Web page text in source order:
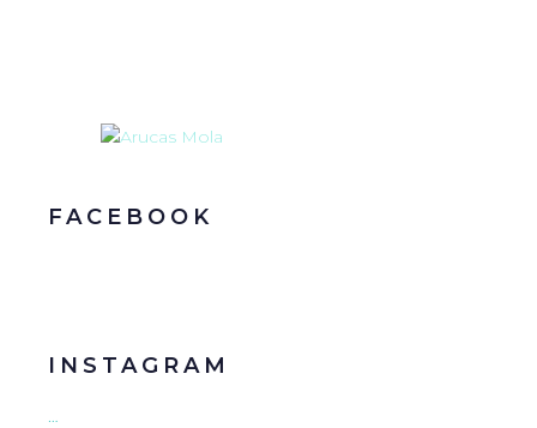
FACEBOOK
INSTAGRAM
…